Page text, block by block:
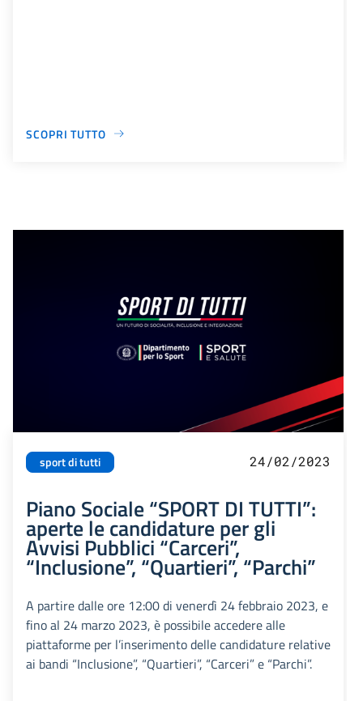
SCOPRI TUTTO
sport di tutti 24/02/2023
Piano Sociale “SPORT DI TUTTI”:
aperte le candidature per gli
Avvisi Pubblici “Carceri”,
“Inclusione”, “Quartieri”, “Parchi”
A partire dalle ore 12:00 di venerdì 24 febbraio 2023, e
fino al 24 marzo 2023, è possibile accedere alle
piattaforme per l’inserimento delle candidature relative
ai bandi “Inclusione”, “Quartieri”, “Carceri” e “Parchi”.